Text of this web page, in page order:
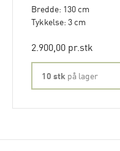
Bredde: 130 cm
Tykkelse: 3 cm
2.900,00 pr.stk
10 stk på lager